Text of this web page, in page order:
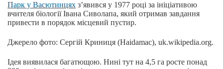
Парк у Васютинцях з’явився у 1977 році за ініціативою
вчителя біології Івана Сиволапа, який отримав завдання
привести в порядок місцевий пустир.
Джерело фото: Сергій Криниця (Haidamac), uk.wikipedia.org.
Ідея виявилася багатющою. Нині тут на 4,5 га росте понад